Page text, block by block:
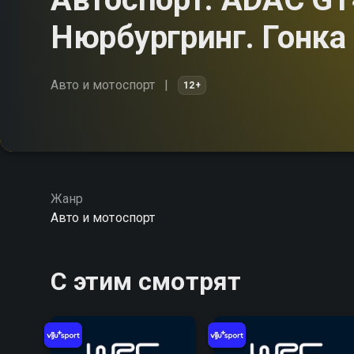
Нюрбургринг. Гонка
Авто и мотоспорт 12+
Жанр
Авто и мотоспорт
С этим смотрят